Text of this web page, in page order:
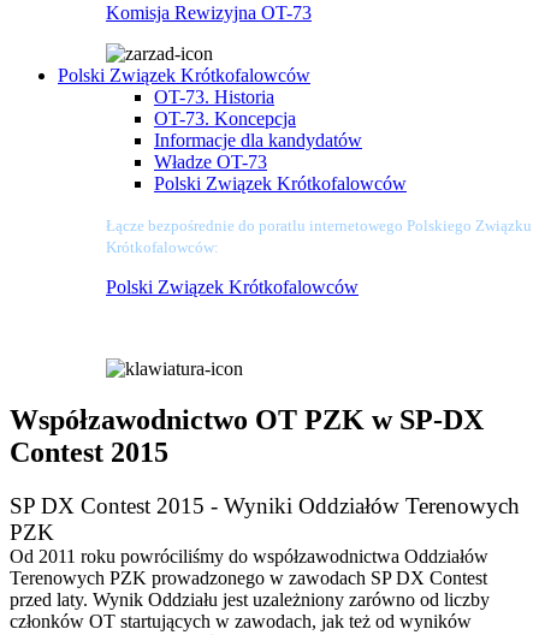
Komisja Rewizyjna OT-73
Polski Związek Krótkofalowców
OT-73. Historia
OT-73. Koncepcja
Informacje dla kandydatów
Władze OT-73
Polski Związek Krótkofalowców
Łącze bezpośrednie do poratlu internetowego Polskiego Związku
Krótkofalowców:
Polski Związek Krótkofalowców
Współzawodnictwo OT PZK w SP-DX
Contest 2015
SP DX Contest 2015 - Wyniki Oddziałów Terenowych
PZK
Od 2011 roku powróciliśmy do współzawodnictwa Oddziałów
Terenowych PZK prowadzonego w zawodach SP DX Contest
przed laty. Wynik Oddziału jest uzależniony zarówno od liczby
członków OT startujących w zawodach, jak też od wyników